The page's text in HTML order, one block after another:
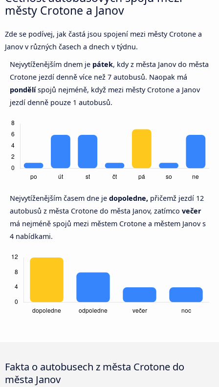
městy Crotone a Janov
Zde se podívej, jak častá jsou spojení mezi městy Crotone a
Janov v různých časech a dnech v týdnu.
Nejvytíženějším dnem je pátek, kdy z města Janov do města
Crotone jezdí denně více než 7 autobusů. Naopak má
pondělíspojů nejméně, když mezi městy Crotone a Janov
jezdí denně pouze 1 autobusů.
Nejvytíženějším časem dne je dopoledne, přičemž jezdí 12
autobusů z města Crotone do města Janov, zatímco večer
má nejméně spojů mezi městem Crotone a městem Janov s
4 nabídkami.
Fakta o autobusech z města Crotone do
města Janov